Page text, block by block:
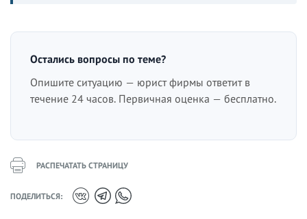
Остались вопросы по теме?
Опишите ситуацию — юрист фирмы ответит в
течение 24 часов. Первичная оценка — бесплатно.
РАСПЕЧАТАТЬ СТРАНИЦУ
ПОДЕЛИТЬСЯ: